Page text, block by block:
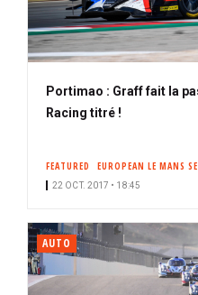
Portimao : Graff fait la
Racing titré !
FEATURED EUROPEAN LE MANS
22 OCT. 2017 • 18:45
AUTO